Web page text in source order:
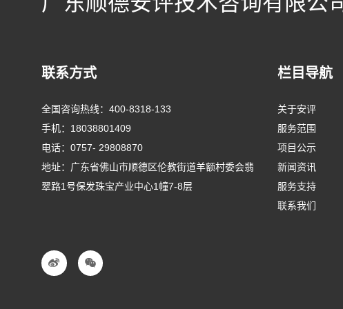
联系方式
全国咨询热线： 400-8318-133
手机： 18038801409
电话： 0757- 29808870
地址：广东省佛山市顺德区伦教街道羊额村委会翡
翠路1号保发珠宝产业中心1幢7-8层
栏目导航
关于安评
服务范围
项目公示
新闻资讯
服务支持
联系我们